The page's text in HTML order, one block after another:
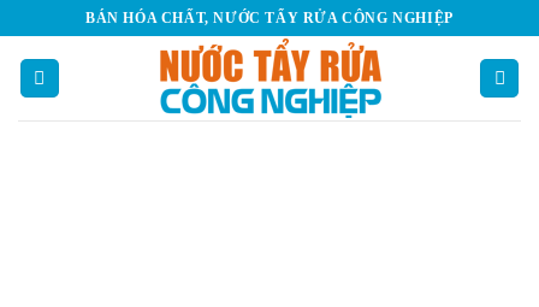
content
BÁN HÓA CHẤT, NƯỚC TẨY RỬA CÔNG NGHIỆP